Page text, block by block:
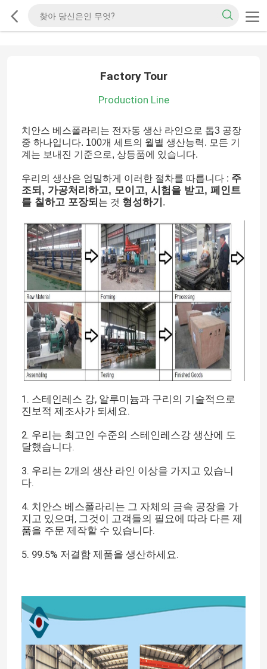
Factory Tour
Production Line
치안스 베스폴라리는 전자동 생산 라인으로 톱3 공장
중 하나입니다. 100개 세트의 월별 생산능력. 모든 기
계는 보내진 기준으로, 상등품에 있습니다.
우리의 생산은 엄밀하게 이러한 절차를 따릅니다 : 주
조되, 가공처리하고, 모이고, 시험을 받고, 페인트
를 칠하고 포장되 는 것 형성하기 .
1. 스테인레스 강, 알루미늄과 구리의 기술적으로
진보적 제조사가 되세요.
2. 우리는 최고인 수준의 스테인레스강 생산에 도
달했습니다.
3. 우리는 2개의 생산 라인 이상을 가지고 있습니
다.
4. 치안스 베스폴라리는 그 자체의 금속 공장을 가
지고 있으며, 그것이 고객들의 필요에 따라 다른 제
품을 주문 제작할 수 있습니다.
5. 99.5% 저결함 제품을 생산하세요.